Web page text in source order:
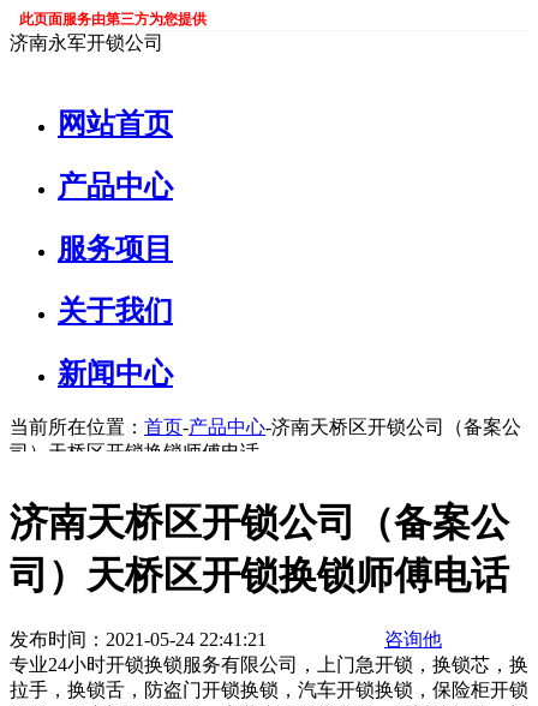
此页面服务由第三方为您提供
济南永军开锁公司
网站首页
产品中心
服务项目
关于我们
新闻中心
当前所在位置： 首页-产品中心-济南天桥区开锁公司（备案公
司）天桥区开锁换锁师傅电话
济南天桥区开锁公司（备案公
司）天桥区开锁换锁师傅电话
发布时间：2021-05-24 22:41:21
咨询他
专业24小时开锁换锁服务有限公司，上门急开锁，换锁芯，换
拉手，换锁舌，防盗门开锁换锁，汽车开锁换锁，保险柜开锁